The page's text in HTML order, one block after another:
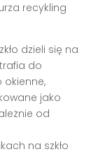
recykling
dzieli się na
do
okienne,
jako
od
na szkło